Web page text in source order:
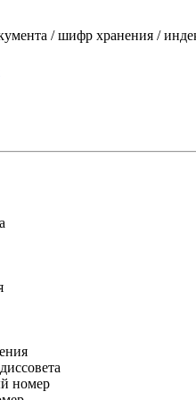
/ шифр хранения /
номер